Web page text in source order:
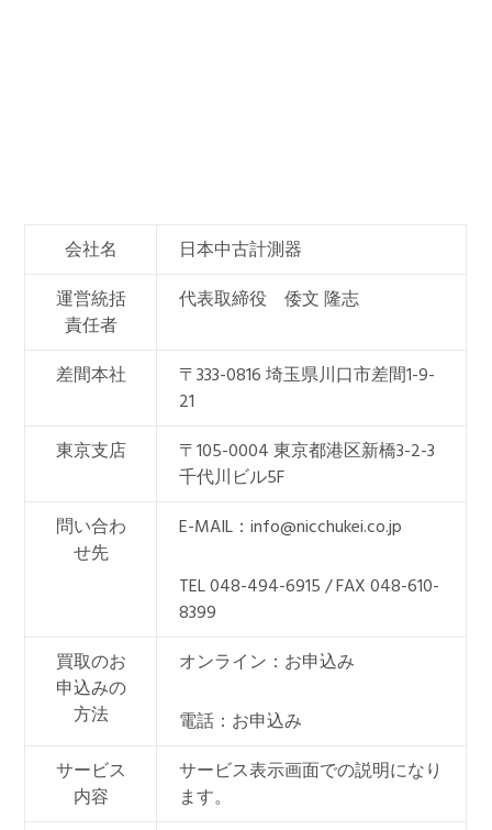
会社名
日本中古計測器
運営統括
責任者
代表取締役 倭文 隆志
差間本社
〒333-0816 埼玉県川口市差間1-9-
21
東京支店
〒105-0004 東京都港区新橋3-2-3
千代川ビル5F
問い合わ
せ先
E-MAIL：info@nicchukei.co.jp
TEL 048-494-6915 / FAX 048-610-
8399
買取のお
申込みの
方法
オンライン：お申込み
電話：お申込み
サービス
内容
サービス表示画面での説明になり
ます。